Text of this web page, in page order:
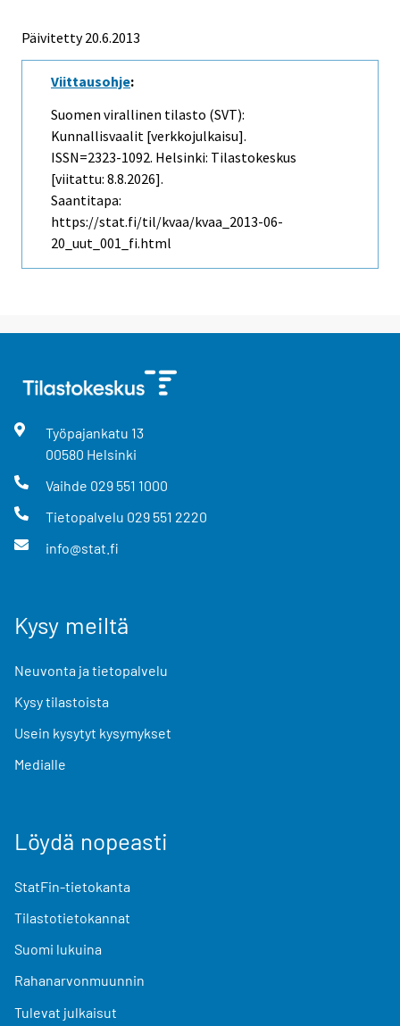
Päivitetty 20.6.2013
Viittausohje:
Suomen virallinen tilasto (SVT):
Kunnallisvaalit [verkkojulkaisu].
ISSN=2323-1092. Helsinki: Tilastokeskus
[viitattu: 8.8.2026].
Saantitapa:
https://stat.fi/til/kvaa/kvaa_2013-06-
20_uut_001_fi.html
Työpajankatu 13
00580 Helsinki
Vaihde 029 551 1000
Tietopalvelu 029 551 2220
info@stat.fi
Kysy meiltä
Neuvonta ja tietopalvelu
Kysy tilastoista
Usein kysytyt kysymykset
Medialle
Löydä nopeasti
StatFin-tietokanta
Tilastotietokannat
Suomi lukuina
Rahanarvonmuunnin
Tulevat julkaisut